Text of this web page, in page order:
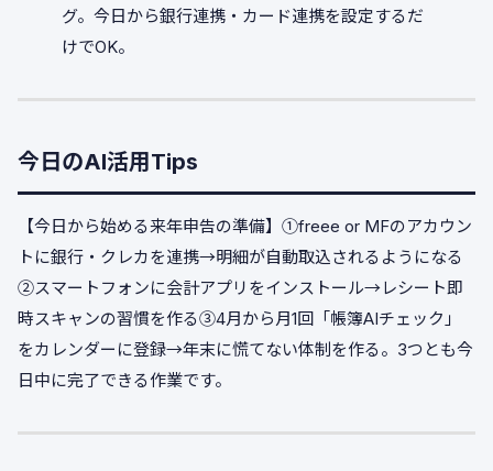
グ。今日から銀行連携・カード連携を設定するだ
けでOK。
今日のAI活用Tips
【今日から始める来年申告の準備】①freee or MFのアカウン
トに銀行・クレカを連携→明細が自動取込されるようになる
②スマートフォンに会計アプリをインストール→レシート即
時スキャンの習慣を作る③4月から月1回「帳簿AIチェック」
をカレンダーに登録→年末に慌てない体制を作る。3つとも今
日中に完了できる作業です。